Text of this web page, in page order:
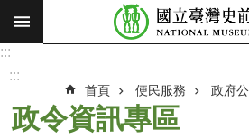
跳到主要內容區塊
搜
願
:::
:::
首頁 便民服務 政府
政令資訊專區